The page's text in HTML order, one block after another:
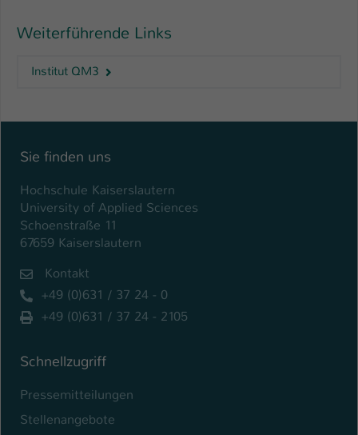
Weiterführende Links
Institut QM3
Sie finden uns
Hochschule Kaiserslautern
University of Applied Sciences
Schoenstraße 11
67659 Kaiserslautern
Kontakt
+49 (0)631 / 37 24 - 0
+49 (0)631 / 37 24 - 2105
Schnellzugriff
Pressemitteilungen
Stellenangebote